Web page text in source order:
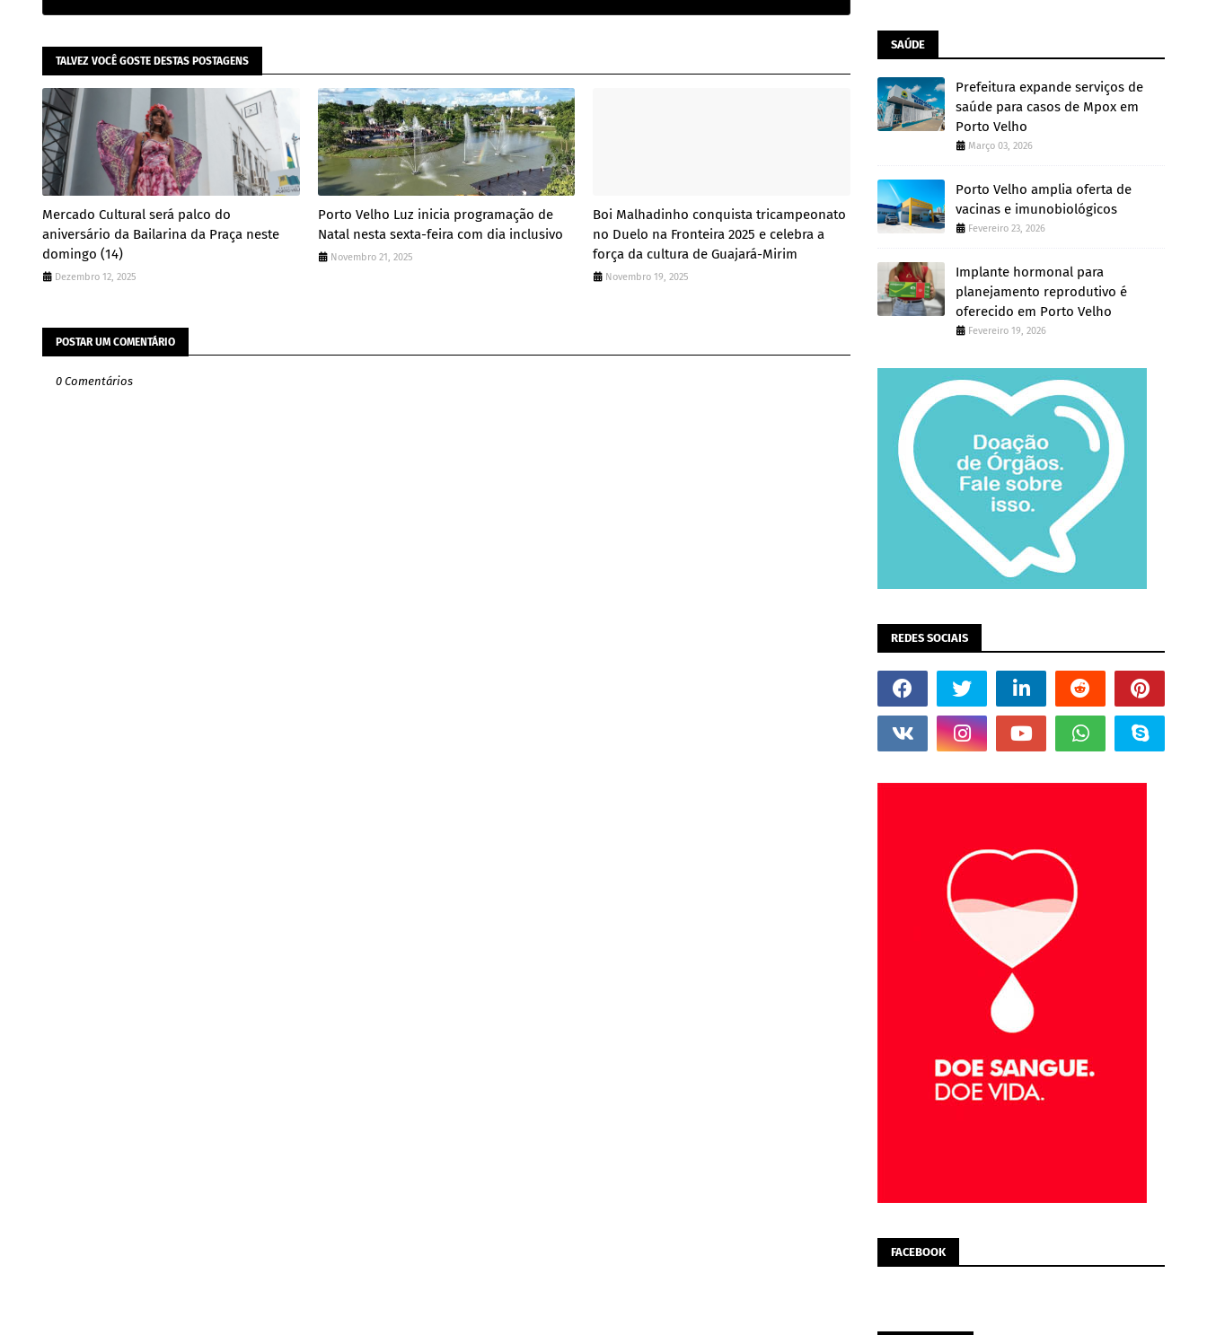
TALVEZ VOCÊ GOSTE DESTAS POSTAGENS
Mercado Cultural será palco do
aniversário da Bailarina da Praça neste
domingo (14)
Dezembro 12, 2025
Porto Velho Luz inicia programação de
Natal nesta sexta-feira com dia inclusivo
Novembro 21, 2025
Boi Malhadinho conquista tricampeonato
no Duelo na Fronteira 2025 e celebra a
força da cultura de Guajará-Mirim
Novembro 19, 2025
POSTAR UM COMENTÁRIO
0 Comentários
SAÚDE
Prefeitura expande serviços de
saúde para casos de Mpox em
Porto Velho
Março 03, 2026
Porto Velho amplia oferta de
vacinas e imunobiológicos
Fevereiro 23, 2026
Implante hormonal para
planejamento reprodutivo é
oferecido em Porto Velho
Fevereiro 19, 2026
REDES SOCIAIS
FACEBOOK